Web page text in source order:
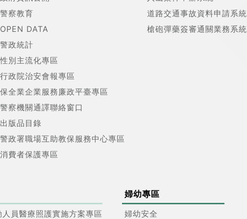
警察教育
OPEN DATA
警政統計
性別主流化專區
行政院治安會報專區
保全業企業服務廉政平臺專區
警察機關通譯聯絡窗口
出版品目錄
警政署職場互助教保服務中心專區
消費者保護專區
道路交通事故資料申請系統
槍砲彈藥簽審通關業務系統
員醫療照護實施方案專區
婦幼專區
婦幼安全